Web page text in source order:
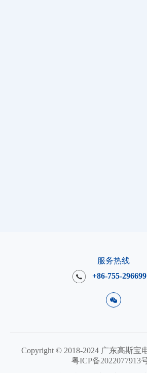
服务热线
+86-755-
Copyright © 2018-2024 广东高斯宝
粤ICP备2022077913